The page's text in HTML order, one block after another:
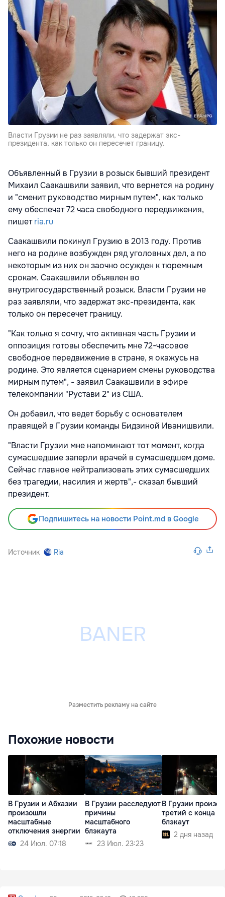
Власти Грузии не раз заявляли, что задержат экс-
президента, как только он пересечет границу.
Объявленный в Грузии в розыск бывший президент
Михаил Саакашвили заявил, что вернется на родину
и "сменит руководство мирным путем", как только
ему обеспечат 72 часа свободного передвижения,
пишетria.ru
Саакашвили покинул Грузию в 2013 году. Против
него на родине возбужден ряд уголовных дел, а по
некоторым из них он заочно осужден к тюремным
срокам. Саакашвили объявлен во
внутригосударственный розыск. Власти Грузии не
раз заявляли, что задержат экс-президента, как
только он пересечет границу.
"Как только я сочту, что активная часть Грузии и
оппозиция готовы обеспечить мне 72-часовое
свободное передвижение в стране, я окажусь на
родине. Это является сценарием смены руководства
мирным путем", - заявил Саакашвили в эфире
телекомпании "Рустави 2" из США.
Он добавил, что ведет борьбу с основателем
правящей в Грузии команды Бидзиной Иванишвили.
"Власти Грузии мне напоминают тот момент, когда
сумасшедшие заперли врачей в сумасшедшем доме.
Сейчас главное нейтрализовать этих сумасшедших
без трагедии, насилия и жертв",- сказал бывший
президент.
Подпишитесь на новости Point.md в Google
Источник Ria
Разместить рекламу на сайте
Похожие новости
В Грузии и Абхазии
произошли
масштабные
отключения энергии
24 Июл. 07:18
В Грузии расследуют
причины
масштабного
блэкаута
23 Июл. 23:23
В Грузии
третий с конца
блэкаут
2 дня назад